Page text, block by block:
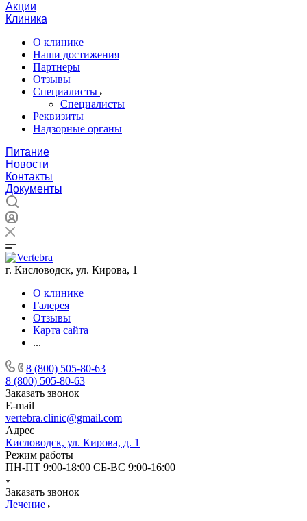
Акции
Клиника
О клинике
Наши достижения
Партнеры
Отзывы
Специалисты
Специалисты
Реквизиты
Надзорные органы
Питание
Новости
Контакты
Документы
г. Кисловодск, ул. Кирова, 1
О клинике
Галерея
Отзывы
Карта сайта
...
8 (800) 505-80-63
8 (800) 505-80-63
Заказать звонок
E-mail
vertebra.clinic@gmail.com
Адрес
Кисловодск, ул. Кирова, д. 1
Режим работы
ПН-ПТ 9:00-18:00 СБ-ВС 9:00-16:00
Заказать звонок
Лечение